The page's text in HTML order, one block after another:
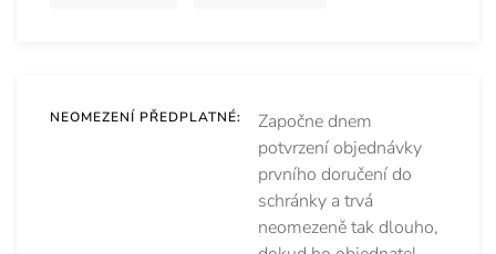
NEOMEZENÍ PŘEDPLATNÉ:
Započne dnem
potvrzení objednávky
prvního doručení do
schránky a trvá
neomezeně tak dlouho,